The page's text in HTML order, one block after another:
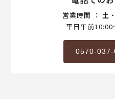
営業時間 ： 土
平日午前10:00
0570-037-